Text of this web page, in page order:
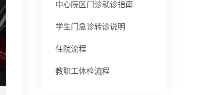
中心院区门诊就诊指南
学生门急诊转诊说明
住院流程
教职工体检流程